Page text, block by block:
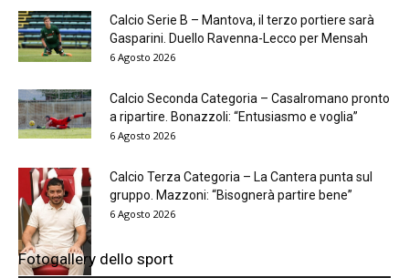
Calcio Serie B – Mantova, il terzo portiere sarà
Gasparini. Duello Ravenna-Lecco per Mensah
6 Agosto 2026
Calcio Seconda Categoria – Casalromano pronto
a ripartire. Bonazzoli: “Entusiasmo e voglia”
6 Agosto 2026
Calcio Terza Categoria – La Cantera punta sul
gruppo. Mazzoni: “Bisognerà partire bene”
6 Agosto 2026
Fotogallery dello sport